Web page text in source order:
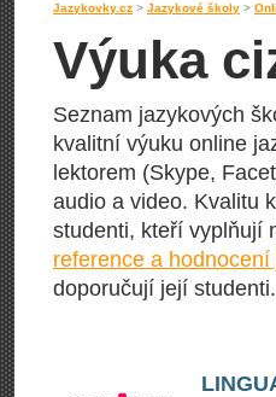
Jazykovky.cz > Jazykové školy >
Výuka
Seznam jazykových
kvalitní výuku online
lektorem (Skype,
audio a video. Kvalitu
studenti, kteří vyplňují
reference a hodnocení
doporučují její studenti.